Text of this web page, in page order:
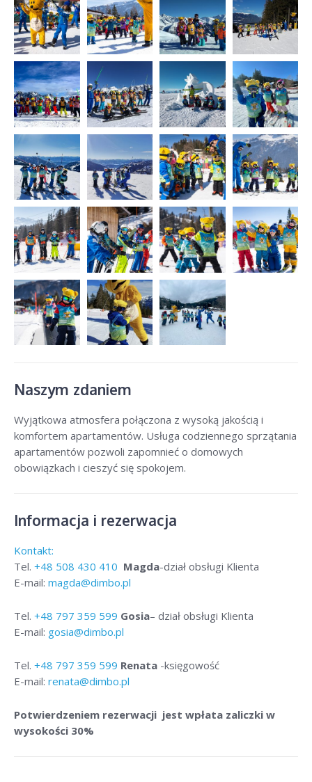
Naszym zdaniem
Wyjątkowa atmosfera połączona z wysoką jakością i
komfortem apartamentów. Usługa codziennego sprzątania
apartamentów pozwoli zapomnieć o domowych
obowiązkach i cieszyć się spokojem.
Informacja i rezerwacja
Kontakt:
Tel. +48 508 430 410 Magda-dział obsługi Klienta
E-mail: magda@dimbo.pl
Tel. +48 797 359 599 Gosia– dział obsługi Klienta
E-mail: gosia@dimbo.pl
Tel. +48 797 359 599 Renata -księgowość
E-mail: renata@dimbo.pl
Potwierdzeniem rezerwacji jest wpłata zaliczki w
wysokości 30%